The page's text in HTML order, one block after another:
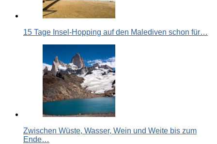
15 Tage Insel-Hopping auf den Malediven schon für…
Zwischen Wüste, Wasser, Wein und Weite bis zum
Ende…